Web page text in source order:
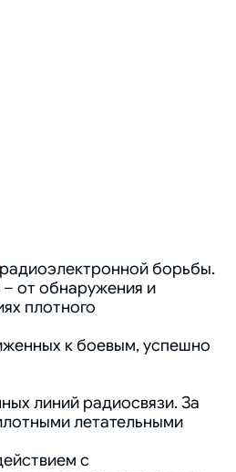
борьбы.
от обнаружения и
плотного
к боевым, успешно
линий радиосвязи. За
летательными
с